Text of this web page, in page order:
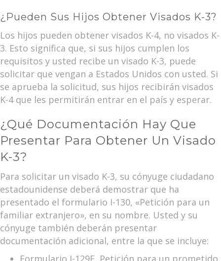
¿Pueden Sus Hijos Obtener Visados K-3?
Los hijos pueden obtener visados K-4, no visados K-
3. Esto significa que, si sus hijos cumplen los
requisitos y usted recibe un visado K-3, puede
solicitar que vengan a Estados Unidos con usted. Si
se aprueba la solicitud, sus hijos recibirán visados
K-4 que les permitirán entrar en el país y esperar.
¿Qué Documentación Hay Que
Presentar Para Obtener Un Visado
K-3?
Para solicitar un visado K-3, su cónyuge ciudadano
estadounidense deberá demostrar que ha
presentado el formulario I-130, «Petición para un
familiar extranjero», en su nombre. Usted y su
cónyuge también deberán presentar
documentación adicional, entre la que se incluye:
Formulario I-129F, Petición para un prometido